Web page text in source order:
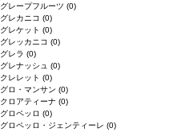
グレープフルーツ (0)
グレカニコ (0)
グレケット (0)
グレッカニコ (0)
グレラ (0)
グレナッシュ (0)
クレレット (0)
グロ・マンサン (0)
クロアティーナ (0)
グロペッロ (0)
グロペッロ・ジェンティーレ (0)